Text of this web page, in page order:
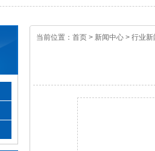
当前位置： 首页 > 新闻中心 > 行业新